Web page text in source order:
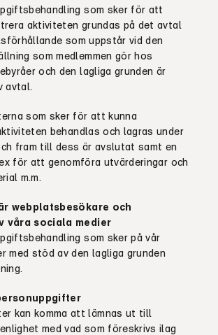
som sker för att
aktiviteten grundas på det avtal
som uppstår vid den
som medlemmen gör hos
och den lagliga grunden är
avtal.
som sker för att kunna
behandlas och lagras under
fram till dess är avslutatsamt en
för att genomföra utvärderingar och
m.m.
webplatsbesökare och
våra sociala medier
som sker på vår
med stöd av den lagliga grunden
kan komma att lämnas ut till
med vad som föreskrivs ilag